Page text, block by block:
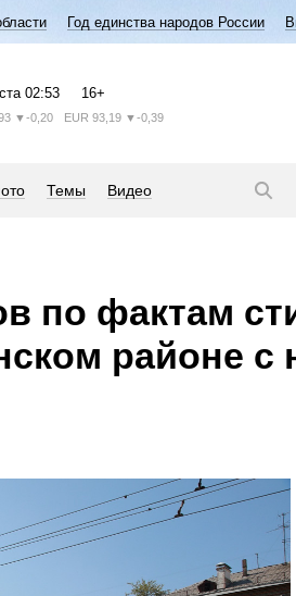
Год единства народов России
02:53 16+
▼-0,20 EUR 93,19 ▼-0,39
Темы Видео
по фактам
районе с